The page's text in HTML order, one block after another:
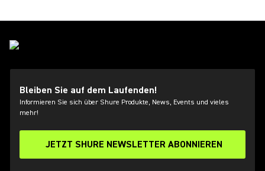
Bleiben Sie auf dem Laufenden!
Informieren Sie sich über Shure Produkte, News, Events und vieles
mehr!
JETZT SHURE NEWSLETTER ABONNIEREN